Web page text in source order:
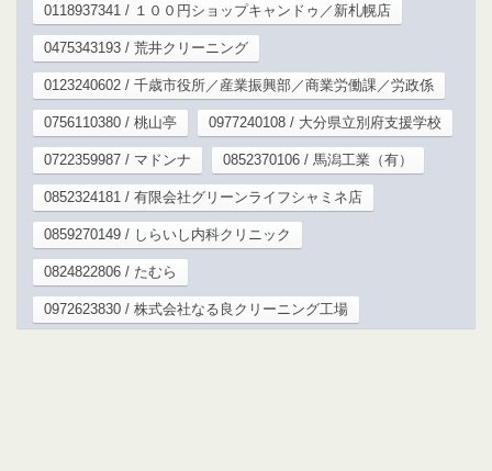
0118937341 / １００円ショップキャンドゥ／新札幌店
0475343193 / 荒井クリーニング
0123240602 / 千歳市役所／産業振興部／商業労働課／労政係
0756110380 / 桃山亭 0977240108 / 大分県立別府支援学校
0722359987 / マドンナ 0852370106 / 馬潟工業（有）
0852324181 / 有限会社グリーンライフシャミネ店
0859270149 / しらいし内科クリニック
0824822806 / たむら
0972623830 / 株式会社なる良クリーニング工場